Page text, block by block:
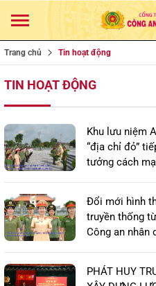
Trang chủ Tin hoạt động
TIN HOẠT ĐỘNG
Khu lưu niệm
“địa chỉ đỏ”
tưởng cách
Đổi mới hình
truyền thống
Công an nhân
PHÁT HUY